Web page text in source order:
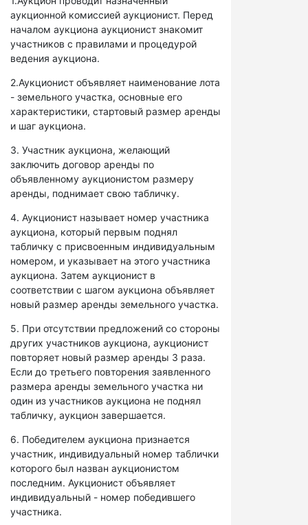
аукционной комиссией аукционист. Перед
началом аукциона аукционист знакомит
участников с правилами и процедурой
ведения аукциона.
2.Аукционист объявляет наименование лота
- земельного участка, основные его
характеристики, стартовый размер аренды
и шаг аукциона.
3. Участник аукциона, желающий
заключить договор аренды по
объявленному аукционистом размеру
аренды, поднимает свою табличку.
4. Аукционист называет номер участника
аукциона, который первым поднял
табличку с присвоенным индивидуальным
номером, и указывает на этого участника
аукциона. Затем аукционист в
соответствии с шагом аукциона объявляет
новый размер аренды земельного участка.
5. При отсутствии предложений со стороны
других участников аукциона, аукционист
повторяет новый размер аренды 3 раза.
Если до третьего повторения заявленного
размера аренды земельного участка ни
один из участников аукциона не поднял
табличку, аукцион завершается.
6. Победителем аукциона признается
участник, индивидуальный номер таблички
которого был назван аукционистом
последним. Аукционист объявляет
индивидуальный - номер победившего
участника.